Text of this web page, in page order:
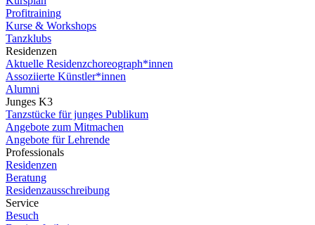
Profitraining
Kurse & Workshops
Tanzklubs
Residenzen
Aktuelle Residenzchoreograph*innen
Assoziierte Künstler*innen
Alumni
Junges K3
Tanzstücke für junges Publikum
Angebote zum Mitmachen
Angebote für Lehrende
Professionals
Residenzen
Beratung
Residenzausschreibung
Service
Besuch